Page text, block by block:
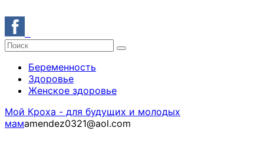
Беременность
Здоровье
Женское здоровье
Мой Кроха - для будущих и молодых
мамamendez0321@aol.com